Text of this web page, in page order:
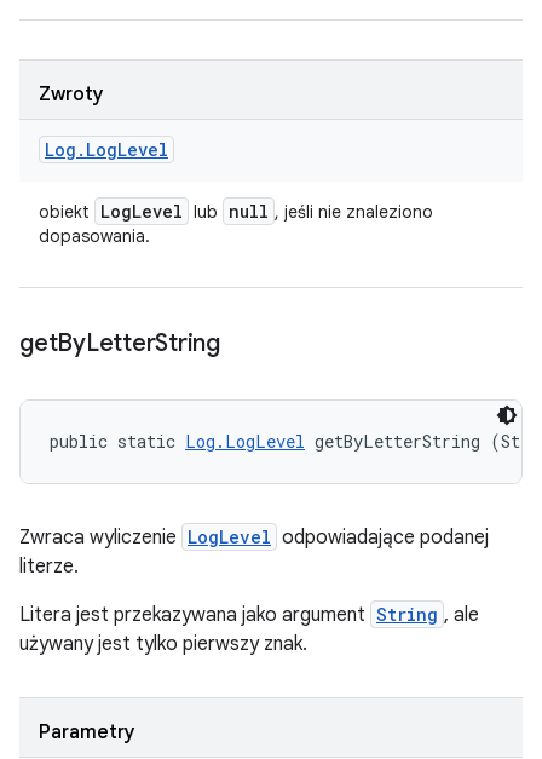
Zwroty
Log . LogLevel
obiekt LogLevel lub null , jeśli nie znaleziono
dopasowania.
getByLetterString
public static Log.LogLevel getByLetterString
Zwraca wyliczenie LogLevel odpowiadające podanej
literze.
Litera jest przekazywana jako argument String , ale
używany jest tylko pierwszy znak.
Parametry